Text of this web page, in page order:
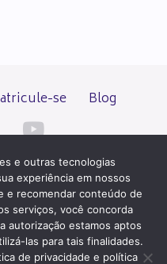
se Blog
desde 2000.
e outras tecnologias
experiência em nossos
e recomendar conteúdo de
serviços, você concorda
autorização estamos aptos
las para tais finalidades.
de privacidade e política